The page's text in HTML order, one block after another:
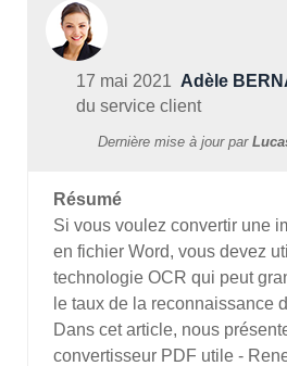
17 mai 2021 Adèle
du service client
Dernière mise à jour par
Résumé
Si vous voulez convertir une
en fichier Word, vous devez
technologie OCR qui peut
le taux de la reconnaissance
Dans cet article, nous
convertisseur PDF utile -